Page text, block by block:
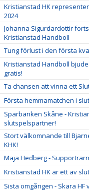
Kristianstad HK
2024
Johanna Sigurdardottir
Kristianstad Handboll
Tung förlust i den första
Kristianstad Handboll
gratis!
Ta chansen att vinna ett
Första hemmamatchen i
Sparbanken Skåne -
slutspelspartner!
Stort välkomnande till
KHK!
Maja Hedberg -
Kristianstad HK är ett av
Sista omgången - Skara HF